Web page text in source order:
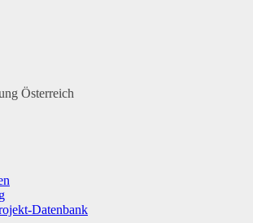
Österreich
Datenbank